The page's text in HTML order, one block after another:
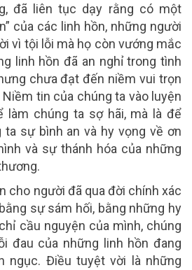
đã liên tục dạy rằng có một
của các linh hồn, những người
vì tội lỗi mà họ còn vướng mắc
linh hồn đã an nghỉ trong tình
chưa đạt đến niềm vui trọn
tin của chúng ta vào luyện
làm chúng ta sợ hãi, mà là để
ta sự bình an và hy vọng về ơn
và sự thánh hóa của những
cho người đã qua đời chính xác
sự sám hối, bằng những hy
cầu nguyện của mình, chúng
đau của những linh hồn đang
ngục. Điều tuyệt vời là những